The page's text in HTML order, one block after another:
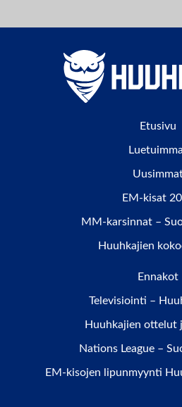
Etusivu
EM-kisat
MM-karsinnat –
Huuhkajien
Ennakot
Televisiointi –
Huuhkajien ottelut
Nations League –
EM-kisojen lipunmyynti